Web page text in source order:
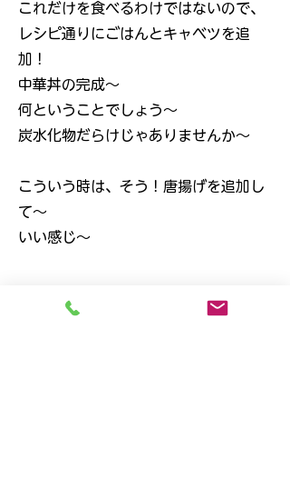
これだけを食べるわけではないので、
レシピ通りにごはんとキャベツを追
加！
中華丼の完成～
何ということでしょう～
炭水化物だらけじゃありませんか～
こういう時は、そう！唐揚げを追加し
て～
いい感じ～